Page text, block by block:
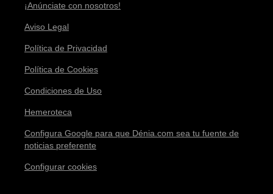
¡Anúnciate con nosotros!
Aviso Legal
Política de Privacidad
Política de Cookies
Condiciones de Uso
Hemeroteca
Configura Google para que Dénia.com sea tu fuente de
noticias preferente
Configurar cookies